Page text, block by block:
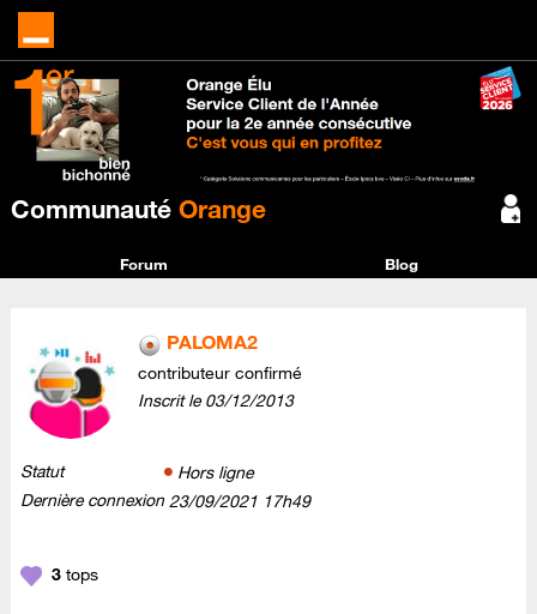
Communauté Orange
Forum Blog
PALOMA2
contributeur confirmé
Inscrit le‎03/12/2013
Statut
Hors ligne
Dernière connexion ‎23/09/2021 17h49
3 tops